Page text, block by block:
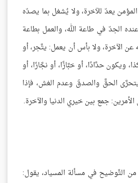
يعدّ للآخرة، ولا يُشغل بما يصدّه
الجدّ في طاعة الله، والعمل بطاعة
عن الآخرة، ولا بأس أن يعمل: يتَّجر، أو
ويكون حدَّادًا، أو خبَّازًا، أو نجَّارًا، أو
الحقَّ والصدقَ وعدم الغش، فإذا
جمع بين خيري الدنيا والآخرة.
التَّوضيح في مسألة المسياد، يقول: